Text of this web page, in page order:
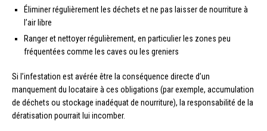
Éliminer régulièrement les déchets et ne pas laisser de nourriture à
l’air libre
Ranger et nettoyer régulièrement, en particulier les zones peu
fréquentées comme les caves ou les greniers
Si l’infestation est avérée être la conséquence directe d’un
manquement du locataire à ces obligations (par exemple, accumulation
de déchets ou stockage inadéquat de nourriture), la responsabilité de la
dératisation pourrait lui incomber.